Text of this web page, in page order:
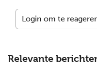
Login om te
Relevante